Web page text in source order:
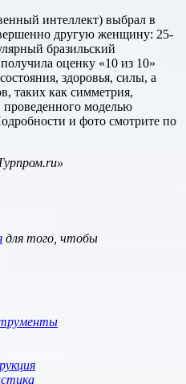
интеллект) выбрал в
другую женщину: 25-
бразильский
оценку «10 из 10»
здоровья, силы, а
таких как симметрия,
моделью
и фото смотрите по
для того, чтобы